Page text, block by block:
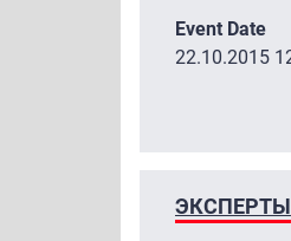
Event Date
22.10.2015
ЭКСПЕРТЫ